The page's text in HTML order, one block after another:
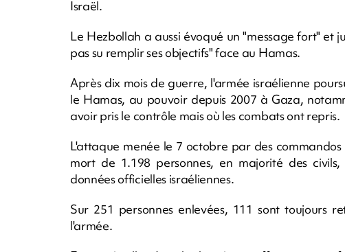
Israël.
Le Hezbollah a aussi évoqué un "message fort" et
pas su remplir ses objectifs" face au Hamas.
Après dix mois de guerre, l'armée israélienne
le Hamas, au pouvoir depuis 2007 à Gaza,
avoir pris le contrôle mais où les combats ont repris.
L'attaque menée le 7 octobre par des
mort de 1.198 personnes, en majorité des
données officielles israéliennes.
Sur 251 personnes enlevées, 111 sont toujours
l'armée.